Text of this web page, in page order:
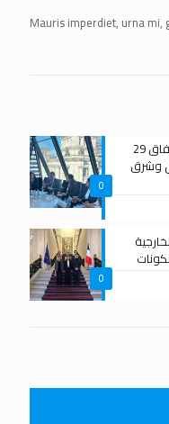
Mauris imperdiet, urna mi,
0
جلسة في البرلمان الألماني تبحث تنفيذ اتفاق 29
وشرق
0